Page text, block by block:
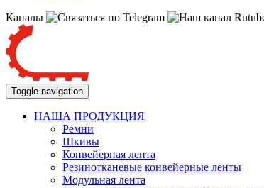
Каналы
Toggle navigation
НАША ПРОДУКЦИЯ
Ремни
Шкивы
Конвейерная лента
Резинотканевые конвейерные ленты
Модульная лента